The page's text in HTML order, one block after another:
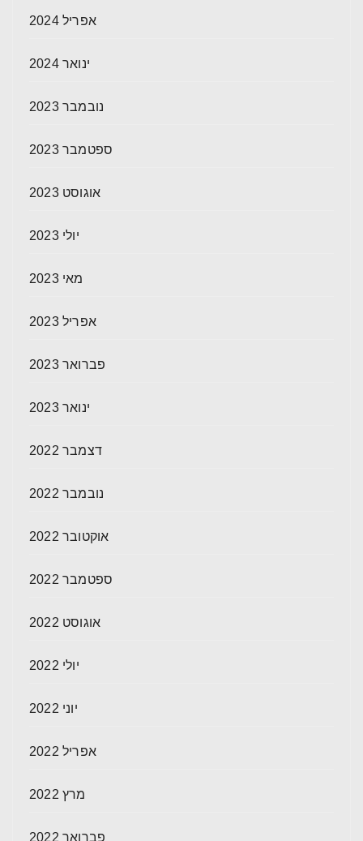
אפריל 2024
ינואר 2024
נובמבר 2023
ספטמבר 2023
אוגוסט 2023
יולי 2023
מאי 2023
אפריל 2023
פברואר 2023
ינואר 2023
דצמבר 2022
נובמבר 2022
אוקטובר 2022
ספטמבר 2022
אוגוסט 2022
יולי 2022
יוני 2022
אפריל 2022
מרץ 2022
פברואר 2022